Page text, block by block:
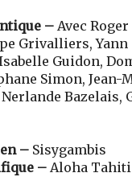
–Avec
Grivalliers, Yann
Guidon,
Simon, Jean-
Bazelais,
– Sisygambis
–Aloha